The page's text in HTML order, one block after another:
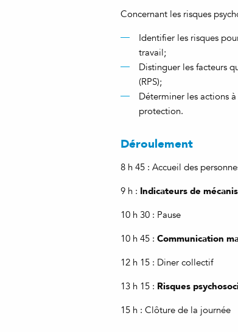
Concernant les risques
Identifier les risques
travail;
Distinguer les facteurs
(RPS);
Déterminer les actions
protection.
Déroulement
8 h 45 : Accueil des
9 h : Indicateurs de
10 h 30 : Pause
10 h 45 : Communication
12 h 15 : Diner collectif
13 h 15 : Risques
15 h : Clôture de la journée